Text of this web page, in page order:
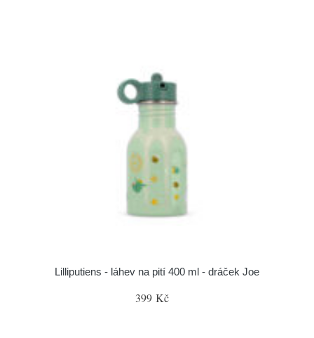
Lilliputiens - láhev na pití 400 ml - dráček Joe
399 Kč